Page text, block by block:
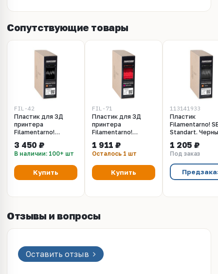
Сопутствующие товары
FIL-42
Пластик для 3Д
принтера
Filamentarno!
Черный, 1.75 мм, 750
гр
3 450 ₽
В наличии: 100+ шт
Купить
FIL-71
Пластик для 3Д
принтера
Filamentarno!
прозрачный
рубиновый, 1.75 мм
1 911 ₽
Осталось 1 шт
Купить
113141933
Пластик
Filamentarno!
Standart.
1 205 ₽
Под заказ
Отзывы и вопросы
Оставить отзыв